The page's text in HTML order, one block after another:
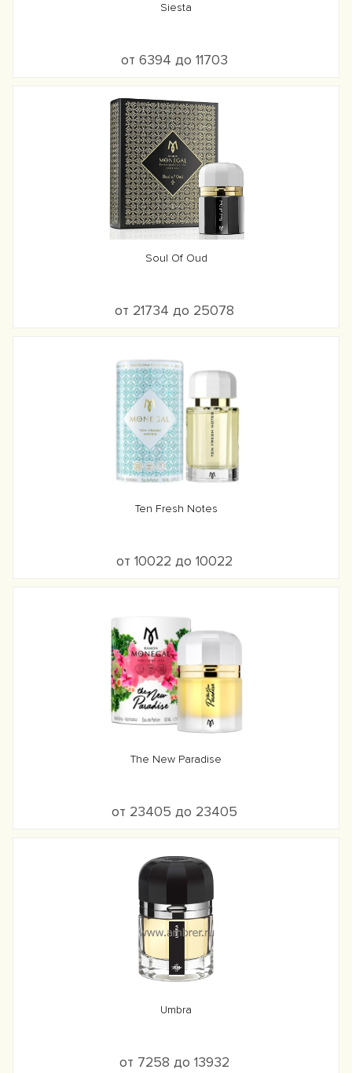
Siesta
от 6394 до 11703
Soul Of Oud
от 21734 до 25078
Ten Fresh Notes
от 10022 до 10022
The New Paradise
от 23405 до 23405
Umbra
от 7258 до 13932